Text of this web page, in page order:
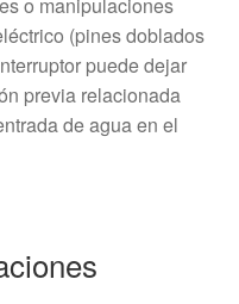
(pines doblados
puede dejar
previa relacionada
de agua en el